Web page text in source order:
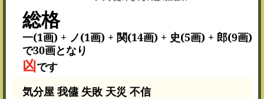
総格
一(1画) + ノ(1画) + 関(14画) + 史(5画) + 郎(9画)
で30画となり
凶です
気分屋 我儘 失敗 天災 不信